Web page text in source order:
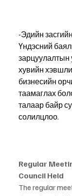
-Эдийн
Үндэсний
зарцуулалтын
хувийн
бизнесийн
таамаглах
талаар байр
солилцлоо.
Regular
Council Held
The regular